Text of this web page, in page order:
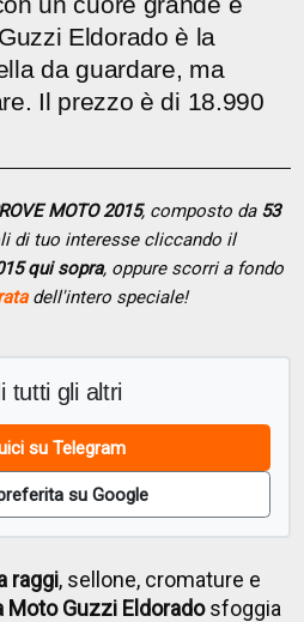
Eldorado è la
da guardare, ma
Il prezzo è di 18.990
MOTO 2015, composto da 53
di tuo interesse cliccando il
qui sopra, oppure scorri a fondo
dell'intero speciale!
tutti gli altri
su Telegram
su Google
raggi, sellone, cromature e
Moto Guzzi Eldoradosfoggia